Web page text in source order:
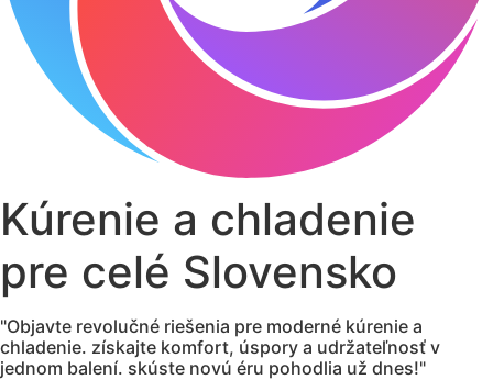
Kúrenie a chladenie
pre celé Slovensko
"Objavte revolučné riešenia pre moderné kúrenie a
chladenie. získajte komfort, úspory a udržateľnosť v
jednom balení. skúste novú éru pohodlia už dnes!"